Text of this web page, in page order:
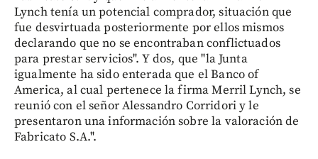
Lynch tenía un potencial comprador, situación que
fue desvirtuada posteriormente por ellos mismos
declarando que no se encontraban conflictuados
para prestar servicios". Y dos, que "la Junta
igualmente ha sido enterada que el Banco of
America, al cual pertenece la firma Merril Lynch, se
reunió con el señor Alessandro Corridori y le
presentaron una información sobre la valoración de
Fabricato S.A.".